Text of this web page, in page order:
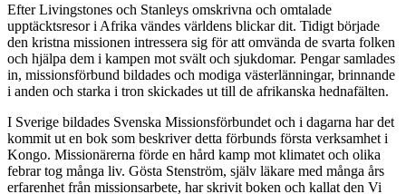
Efter Livingstones och Stanleys omskrivna och omtalade
upptäcktsresor i Afrika vändes världens blickar dit. Tidigt började
den kristna missionen intressera sig för att omvända de svarta folken
och hjälpa dem i kampen mot svält och sjukdomar. Pengar samlades
in, missionsförbund bildades och modiga västerlänningar, brinnande
i anden och starka i tron skickades ut till de afrikanska hednafälten.
I Sverige bildades Svenska Missionsförbundet och i dagarna har det
kommit ut en bok som beskriver detta förbunds första verksamhet i
Kongo. Missionärerna förde en hård kamp mot klimatet och olika
febrar tog många liv. Gösta Stenström, själv läkare med många års
erfarenhet från missionsarbete, har skrivit boken och kallat den Vi